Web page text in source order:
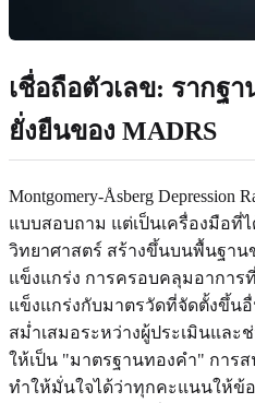
เชื่อถือตัวเลข: รากฐ
ยั่งยืนของ MADRS
Montgomery-Åsberg Depression
แบบสอบถาม แต่เป็นเครื่องมือที่
วิทยาศาสตร์ สร้างขึ้นบนพื้นฐาน
แข็งแกร่ง การครอบคลุมอากา
แข็งแกร่งกับมาตรวัดที่จัดตั้งขึ้น
สม่ำเสมอระหว่างผู้ประเมินและ
ให้เป็น "มาตรฐานทองคำ" การ
ทำให้มั่นใจได้ว่าทุกคะแนนให้ข้